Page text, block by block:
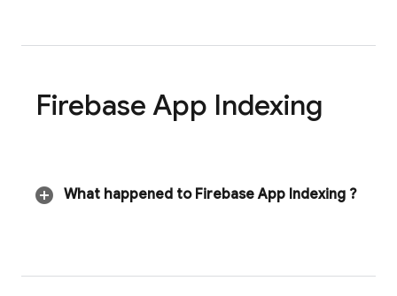
Firebase App Indexing
What happened to Firebase App Indexing ?